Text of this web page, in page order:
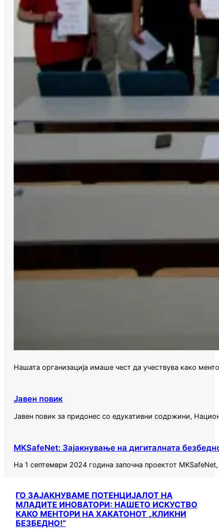
Нашата организација имаше чест да учествува како
Јавен повик
Јавен повик за придонес со едукативни содржини,
MKSafeNet: Зајакнување на дигиталната
На 1 септември 2024 година започна проектот
ГО ЗАЈАКНУВАМЕ ПОТЕНЦИЈАЛОТ НА
МЛАДИТЕ ИНОВАТОРИ: НАШЕТО ИСКУСТВО
КАКО МЕНТОРИ НА ХАКАТОНОТ „КЛИКНИ
БЕЗБЕДНО!“